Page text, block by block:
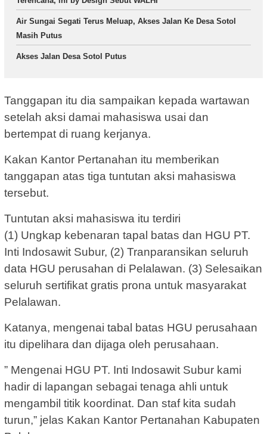
Air Sungai Segati Terus Meluap, Akses Jalan Ke Desa Sotol
Masih Putus
Akses Jalan Desa Sotol Putus
Tanggapan itu dia sampaikan kepada wartawan
setelah aksi damai mahasiswa usai dan
bertempat di ruang kerjanya.
Kakan Kantor Pertanahan itu memberikan
tanggapan atas tiga tuntutan aksi mahasiswa
tersebut.
Tuntutan aksi mahasiswa itu terdiri
(1) Ungkap kebenaran tapal batas dan HGU PT.
Inti Indosawit Subur, (2) Tranparansikan seluruh
data HGU perusahan di Pelalawan. (3) Selesaikan
seluruh sertifikat gratis prona untuk masyarakat
Pelalawan.
Katanya, mengenai tabal batas HGU perusahaan
itu dipelihara dan dijaga oleh perusahaan.
” Mengenai HGU PT. Inti Indosawit Subur kami
hadir di lapangan sebagai tenaga ahli untuk
mengambil titik koordinat. Dan staf kita sudah
turun,” jelas Kakan Kantor Pertanahan Kabupaten